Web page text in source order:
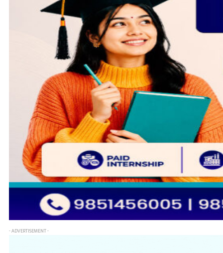
- ADVERTISEMENT -